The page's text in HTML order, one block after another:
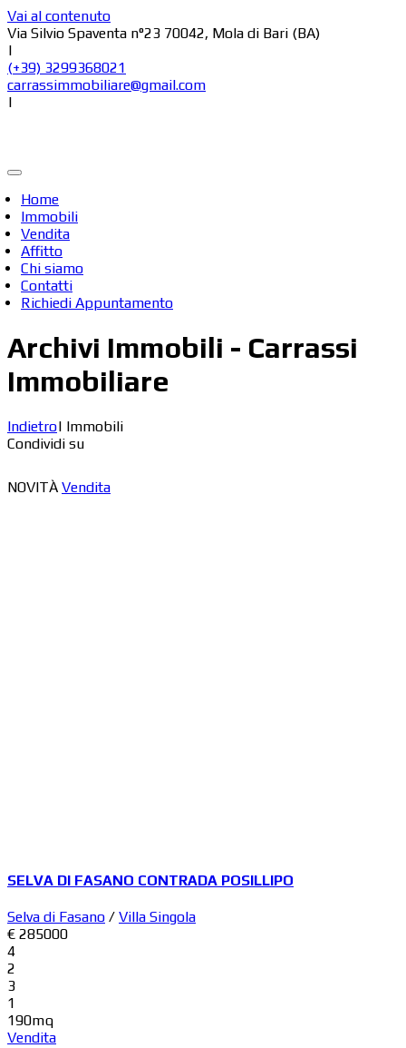
Vai al contenuto
Via Silvio Spaventa n°23 70042, Mola di Bari (BA)
|
(+39) 3299368021
carrassimmobiliare@gmail.com
|
Home
Immobili
Vendita
Affitto
Chi siamo
Contatti
Richiedi Appuntamento
Archivi Immobili - Carrassi
Immobiliare
Indietro| Immobili
Condividi su
NOVITÀ Vendita
SELVA DI FASANO CONTRADA POSILLIPO
Selva di Fasano / Villa Singola
€ 285000
4
2
3
1
190mq
Vendita